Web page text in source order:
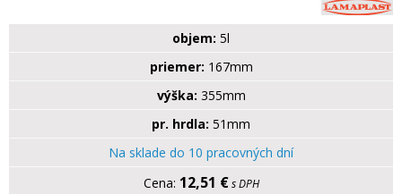
objem: 5l
priemer: 167mm
výška: 355mm
pr. hrdla: 51mm
Na sklade do 10 pracovných dní
12,51 € s DPH